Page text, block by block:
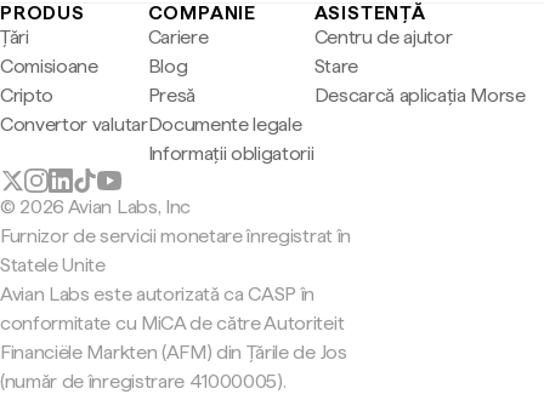
PRODUS
Țări
Comisioane
Cripto
Convertor valutar
COMPANIE
Cariere
Blog
Presă
Documente legale
Informații obligatorii
ASISTENȚĂ
Centru de ajutor
Stare
Descarcă aplicația Morse
© 2026 Avian Labs, Inc
Furnizor de servicii monetare înregistrat în
Statele Unite
Avian Labs este autorizată ca CASP în
conformitate cu MiCA de către Autoriteit
Financiële Markten (AFM) din Țările de Jos
(număr de înregistrare 41000005).